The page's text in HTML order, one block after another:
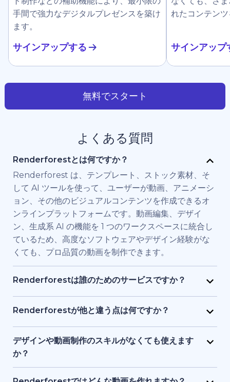
手間で強力なデジタルプレゼンスを築け
ます。
サインアップする
れたコンテン
サインアップ
無料でスタート
よくある質問
Renderforestとは何ですか？
Renderforest は、テンプレート、ストック素材、そ
して AI ツールを使って、ユーザーが動画、アニメーシ
ョン、その他のビジュアルコンテンツを作成できるオ
ンラインプラットフォームです。動画編集、デザイ
ン、生成系 AI の機能を 1 つのワークスペースに統合し
ているため、高度なソフトウェアやデザイン経験がな
くても、プロ品質の動画を制作できます。
Renderforestは誰のためのサービスですか？
Renderforest は、高品質の動画を素早く必要とする
個人やチーム向けに構築されています。マーケティン
ム、フリーランサー、コンテンツクリエイターなど
が、フル制作チームを雇わずに、ブランド用、研修
用、またはプロモーション用の動画を制作するために
Renderforestが他と違う点は何ですか？
Renderforestは複数のAIと動画生成モデルを1つのプ
ラットフォームに統合しています。ユーザーは、テキ
ストから動画生成、ストック素材ベースの動画、AI 生
作成・編集・書き出しが可能です。テンプレート、AI
デザインや動画制作のスキルがなくても使えます
か？
はい、使えます。Renderforestには1,200点以上のテ
ンプレート、AI アシスト、ガイド付き編集ツールがあ